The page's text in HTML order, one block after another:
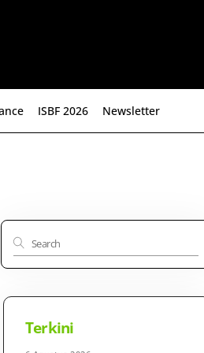
ISBF 2026 Newsletter
Terkini